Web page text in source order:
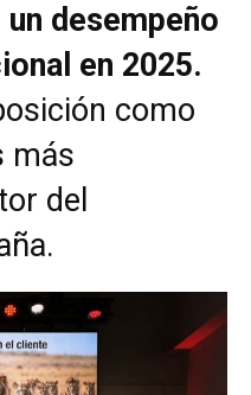
desempeño
en 2025.
como
más
del